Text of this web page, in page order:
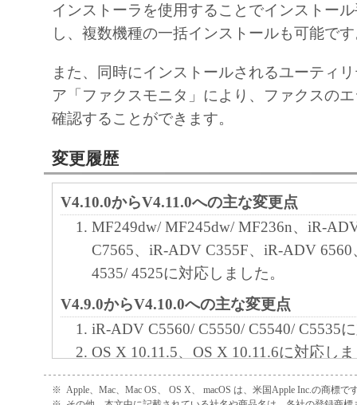
インストーラを使用することでインストー
し、複数機種の一括インストールも可能で
また、同時にインストールされるユーティ
ア「ファクスモニタ」により、ファクスの
確認することができます。
変更履歴
V4.10.0からV4.11.0への主な変更点
MF249dw/ MF245dw/ MF236n、iR-
C7565、iR-ADV C355F、iR-ADV
4535/ 4525に対応しました。
V4.9.0からV4.10.0への主な変更点
iR-ADV C5560/ C5550/ C5540/ C5535
OS X 10.11.5、OS X 10.11.6に対応し
V4.8.1からV4.9.0への主な変更点
※ Apple、Mac、Mac OS、 OS X、 macOS は、米国Apple Inc.の商標で